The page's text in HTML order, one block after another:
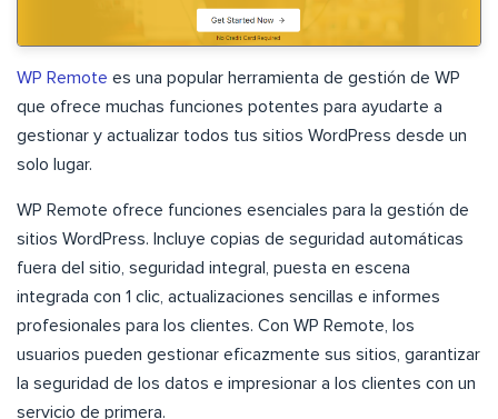
WP Remote es una popular herramienta de gestión de WP
que ofrece muchas funciones potentes para ayudarte a
gestionar y actualizar todos tus sitios WordPress desde un
solo lugar.
WP Remote ofrece funciones esenciales para la gestión de
sitios WordPress. Incluye copias de seguridad automáticas
fuera del sitio, seguridad integral, puesta en escena
integrada con 1 clic, actualizaciones sencillas e informes
profesionales para los clientes. Con WP Remote, los
usuarios pueden gestionar eficazmente sus sitios, garantizar
la seguridad de los datos e impresionar a los clientes con un
servicio de primera.